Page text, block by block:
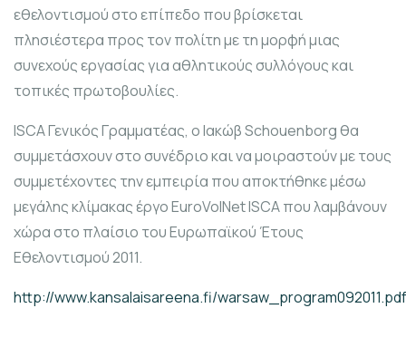
εθελοντισμού στο επίπεδο που βρίσκεται
πλησιέστερα προς τον πολίτη με τη μορφή μιας
συνεχούς εργασίας για αθλητικούς συλλόγους και
τοπικές πρωτοβουλίες.
ISCA Γενικός Γραμματέας, ο Ιακώβ Schouenborg θα
συμμετάσχουν στο συνέδριο και να μοιραστούν με τους
συμμετέχοντες την εμπειρία που αποκτήθηκε μέσω
μεγάλης κλίμακας έργο EuroVolNet ISCA που λαμβάνουν
χώρα στο πλαίσιο του Ευρωπαϊκού Έτους
Εθελοντισμού 2011.
http://www.kansalaisareena.fi/warsaw_program092011.pdf